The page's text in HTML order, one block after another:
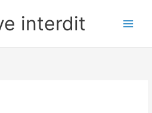
interdit